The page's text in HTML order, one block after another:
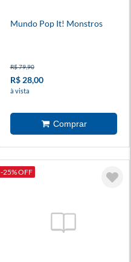
Mundo Pop It! Monstros
R$ 79,90
R$ 28,00
à vista
-25% OFF